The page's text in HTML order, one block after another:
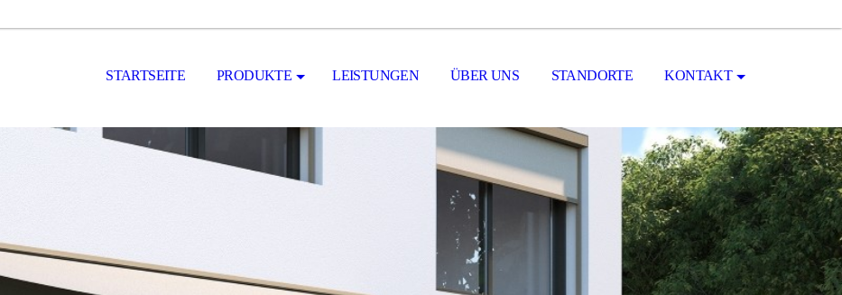
STARTSEITE PRODUKTE LEISTUNGEN ÜBER UNS STANDORTE KONTAKT